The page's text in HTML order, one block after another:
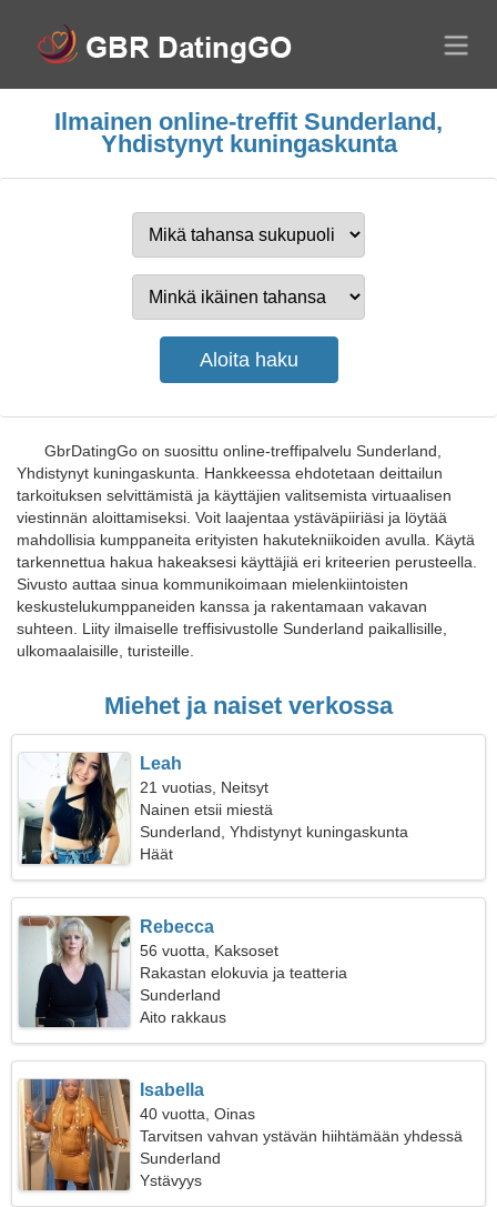
Ilmainen online-treffit Sunderland,
Yhdistynyt kuningaskunta
GbrDatingGo on suosittu online-treffipalvelu Sunderland,
Yhdistynyt kuningaskunta. Hankkeessa ehdotetaan deittailun
tarkoituksen selvittämistä ja käyttäjien valitsemista virtuaalisen
viestinnän aloittamiseksi. Voit laajentaa ystäväpiiriäsi ja löytää
mahdollisia kumppaneita erityisten hakutekniikoiden avulla. Käytä
tarkennettua hakua hakeaksesi käyttäjiä eri kriteerien perusteella.
Sivusto auttaa sinua kommunikoimaan mielenkiintoisten
keskustelukumppaneiden kanssa ja rakentamaan vakavan
suhteen. Liity ilmaiselle treffisivustolle Sunderland paikallisille,
ulkomaalaisille, turisteille.
Miehet ja naiset verkossa
Leah
21 vuotias, Neitsyt
Nainen etsii miestä
Sunderland, Yhdistynyt kuningaskunta
Häät
Rebecca
56 vuotta, Kaksoset
Rakastan elokuvia ja teatteria
Sunderland
Aito rakkaus
Isabella
40 vuotta, Oinas
Tarvitsen vahvan ystävän hiihtämään yhdessä
Sunderland
Ystävyys